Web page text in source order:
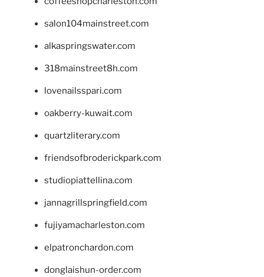
salon104mainstreet.com
alkaspringswater.com
318mainstreet8h.com
lovenailsspari.com
oakberry-kuwait.com
quartzliterary.com
friendsofbroderickpark.com
studiopiattellina.com
jannagrillspringfield.com
fujiyamacharleston.com
elpatronchardon.com
donglaishun-order.com